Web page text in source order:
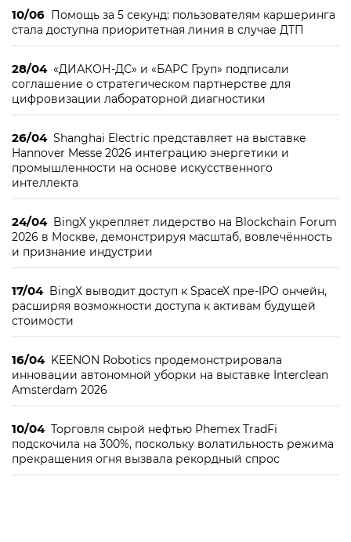
10/06 Помощь за 5 секунд: пользователям каршеринга
стала доступна приоритетная линия в случае ДТП
28/04 «ДИАКОН-ДС» и «БАРС Груп» подписали
соглашение о стратегическом партнерстве для
цифровизации лабораторной диагностики
26/04 Shanghai Electric представляет на выставке
Hannover Messe 2026 интеграцию энергетики и
промышленности на основе искусственного
интеллекта
24/04 BingX укрепляет лидерство на Blockchain Forum
2026 в Москве, демонстрируя масштаб, вовлечённость
и признание индустрии
17/04 BingX выводит доступ к SpaceX пре-IPO ончейн,
расширяя возможности доступа к активам будущей
стоимости
16/04 KEENON Robotics продемонстрировала
инновации автономной уборки на выставке Interclean
Amsterdam 2026
10/04 Торговля сырой нефтью Phemex TradFi
подскочила на 300%, поскольку волатильность режима
прекращения огня вызвала рекордный спрос